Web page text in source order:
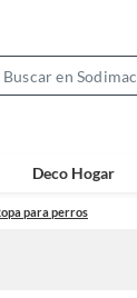
Deco Hogar
para perros